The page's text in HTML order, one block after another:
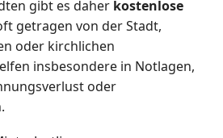
gibt es daher kostenlose
getragen von der Stadt,
oder kirchlichen
insbesondere in Notlagen,
oder